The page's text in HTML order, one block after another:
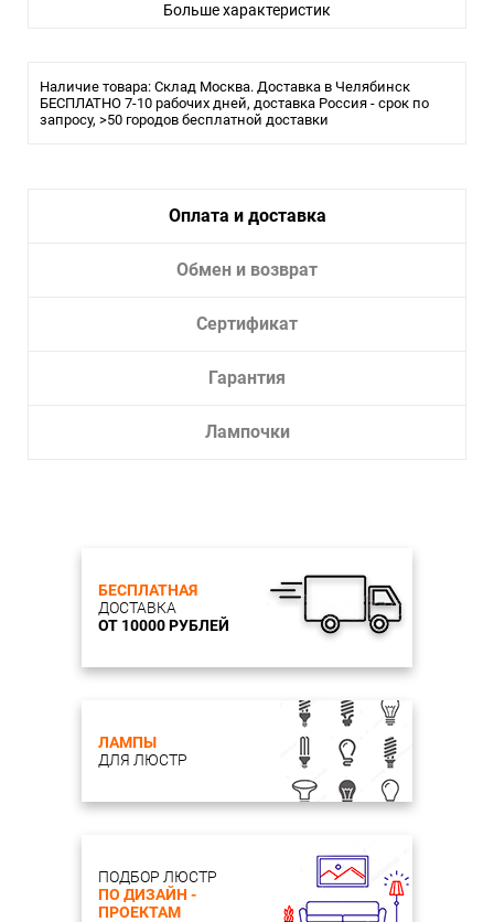
Цвет плафона/абажура:
Влагозащита:
Больше характеристик
Наличие товара: Склад Москва. Доставка в Челябинск
БЕСПЛАТНО 7-10 рабочих дней, доставка Россия - срок по
запросу, >50 городов бесплатной доставки
Оплата и доставка
Обмен и возврат
Сертификат
Гарантия
Лампочки
БЕСПЛАТНАЯ
ДОСТАВКА
ОТ 10000 РУБЛЕЙ
ЛАМПЫ
ДЛЯ ЛЮСТР
ПОДБОР ЛЮСТР
ПО ДИЗАЙН -
ПРОЕКТАМ